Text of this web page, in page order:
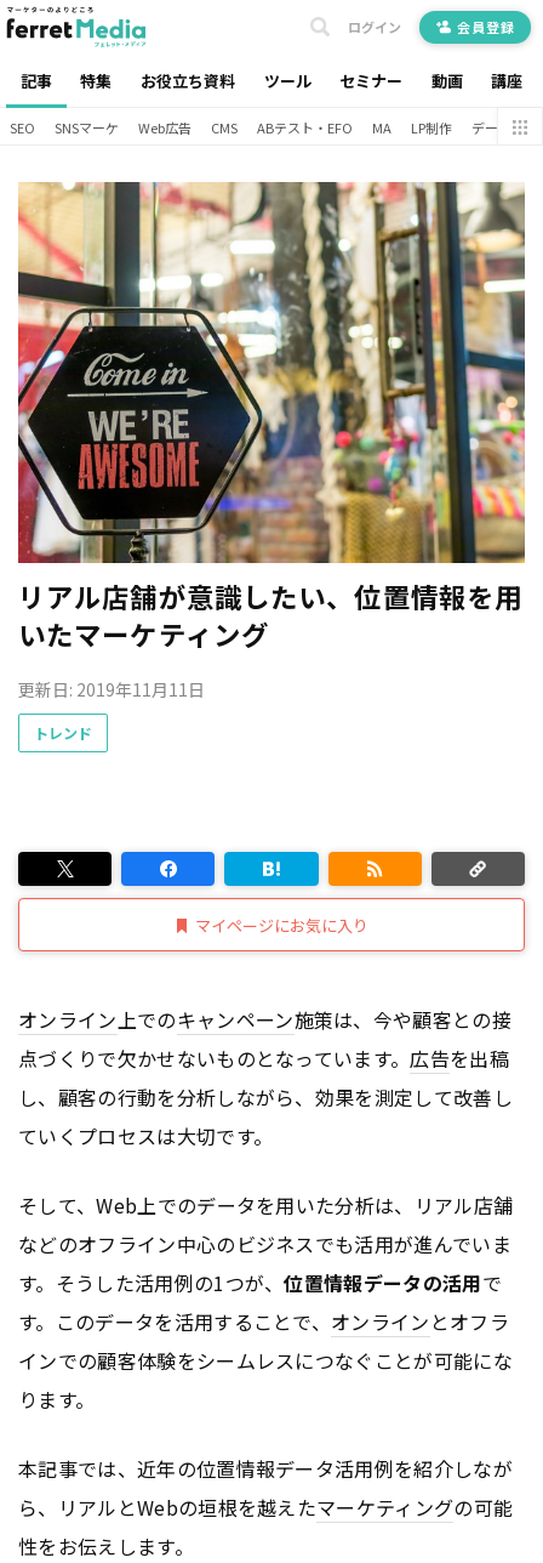
記事 特集 お役立ち資料 ツール セミナー 動画 講座
ログイン 会員登録
SEO SNSマーケ Web広告 CMS ABテスト・EFO MA LP制作 データ分析
リアル店舗が意識したい、位置情報を用
いたマーケティング
更新日: 2019年11月11日
トレンド
マイページにお気に入り
オンライン上でのキャンペーン施策は、今や顧客との接
点づくりで欠かせないものとなっています。広告を出稿
し、顧客の行動を分析しながら、効果を測定して改善し
ていくプロセスは大切です。
そして、Web上でのデータを用いた分析は、リアル店舗
などのオフライン中心のビジネスでも活用が進んでいま
す。そうした活用例の1つが、位置情報データの活用で
す。このデータを活用することで、 オンライン とオフラ
インでの顧客体験をシームレスにつなぐことが可能にな
ります。
本記事では、近年の位置情報データ活用例を紹介しなが
ら、リアルとWebの垣根を越えたマーケティングの可能
性をお伝えします。